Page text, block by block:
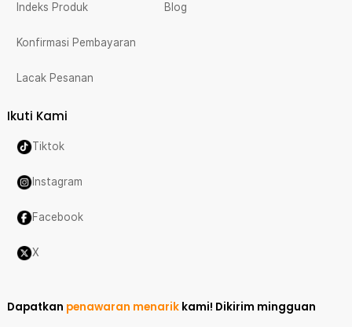
Indeks Produk
Konfirmasi Pembayaran
Lacak Pesanan
Blog
Ikuti Kami
Tiktok
Instagram
Facebook
X
Dapatkan penawaran menarik kami! Dikirim mingguan